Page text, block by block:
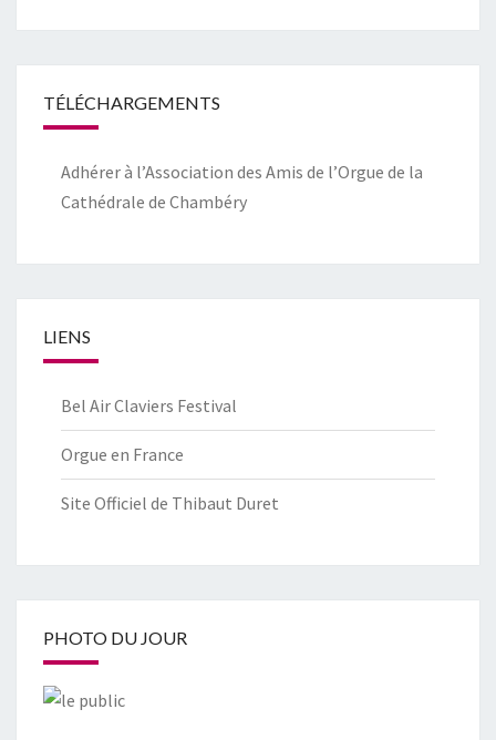
TÉLÉCHARGEMENTS
Adhérer à l’Association des Amis de l’Orgue de la
Cathédrale de Chambéry
LIENS
Bel Air Claviers Festival
Orgue en France
Site Officiel de Thibaut Duret
PHOTO DU JOUR